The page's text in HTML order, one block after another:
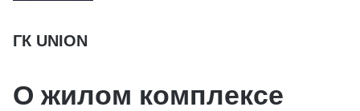
ГК UNION
О жилом комплексе